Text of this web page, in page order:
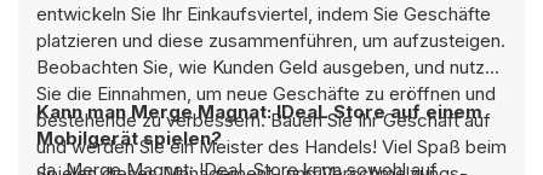
entwickeln Sie Ihr Einkaufsviertel, indem Sie Geschäfte
platzieren und diese zusammenführen, um aufzusteigen.
Beobachten Sie, wie Kunden Geld ausgeben, und nutzen
Sie die Einnahmen, um neue Geschäfte zu eröffnen und
bestehende zu verbessern. Bauen Sie Ihr Geschäft auf
und werden Sie ein Meister des Handels! Viel Spaß beim
Kann man Merge Magnat: IDeaL Store auf einem
Mobilgerät spielen?
Ja, Merge Magnat: IDeaL Store kann sowohl auf